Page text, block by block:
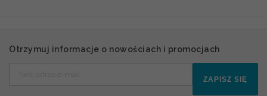
Otrzymuj informacje o nowościach i promocjach
ZAPISZ SIĘ